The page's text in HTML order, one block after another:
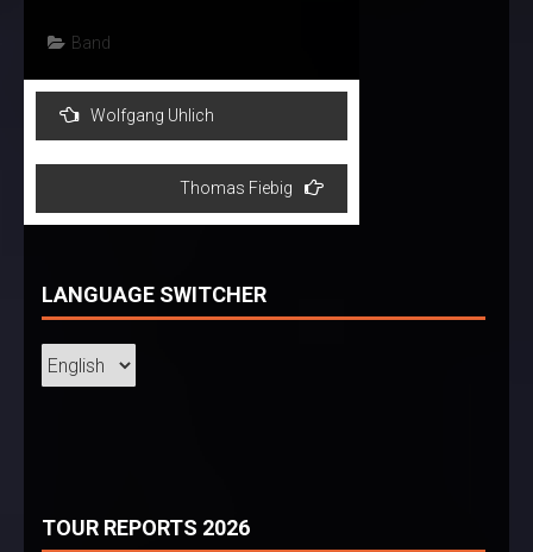
Band
Post
navigation
Wolfgang Uhlich
Thomas Fiebig
LANGUAGE SWITCHER
TOUR REPORTS 2026